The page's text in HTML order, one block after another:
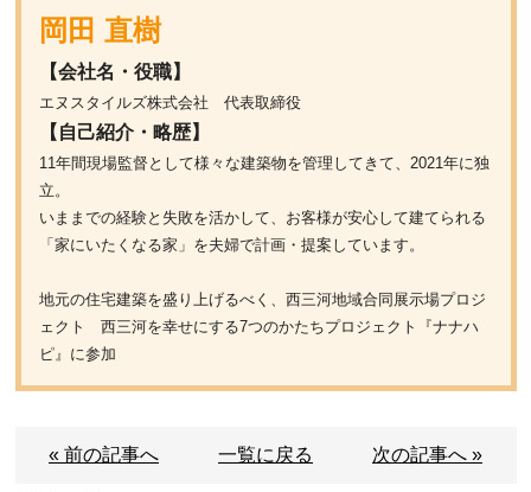
岡田 直樹
【会社名・役職】
エヌスタイルズ株式会社 代表取締役
【自己紹介・略歴】
11年間現場監督として様々な建築物を管理してきて、2021年に独
立。
いままでの経験と失敗を活かして、お客様が安心して建てられる
「家にいたくなる家」を夫婦で計画・提案しています。
地元の住宅建築を盛り上げるべく、西三河地域合同展示場プロジ
ェクト 西三河を幸せにする7つのかたちプロジェクト『ナナハ
ピ』に参加
« 前の記事へ 一覧に戻る 次の記事へ »